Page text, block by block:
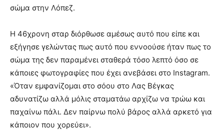
σώμα στην Λόπεζ.
Η 46χρονη σταρ διόρθωσε αμέσως αυτό που είπε και
εξήγησε γελώντας πως αυτό που εννοούσε ήταν πως το
σώμα της δεν παραμένει σταθερά τόσο λεπτό όσο σε
κάποιες φωτογραφίες που έχει ανεβάσει στο Instagram.
«Όταν εμφανίζομαι στο σόου στο Λας Βέγκας
αδυνατίζω αλλά μόλις σταματάω αρχίζω να τρώω και
παχαίνω πάλι. Δεν παίρνω πολύ βάρος αλλά αρκετό για
κάποιον που χορεύει».